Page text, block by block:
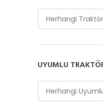
Herhangi Traktör
UYUMLU
Herhangi